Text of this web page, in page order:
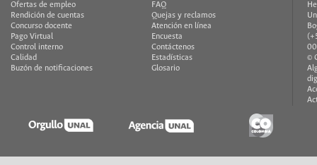
Ofertas de empleo
Rendición de cuentas
Concurso docente
Pago Virtual
Control interno
Calidad
Buzón de notificaciones
FAQ
Quejas y reclamos
Atención en línea
Encuesta
Contáctenos
Estadísticas
Glosario
©